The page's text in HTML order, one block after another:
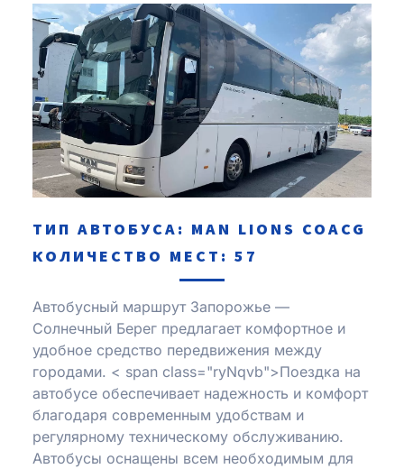
ТИП АВТОБУСА: MAN LIONS COACG
КОЛИЧЕСТВО МЕСТ: 57
Автобусный маршрут Запорожье —
Солнечный Берег предлагает комфортное и
удобное средство передвижения между
городами. < span class="ryNqvb">Поездка на
автобусе обеспечивает надежность и комфорт
благодаря современным удобствам и
регулярному техническому обслуживанию.
Автобусы оснащены всем необходимым для